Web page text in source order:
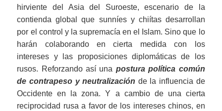
hirviente del Asia del Suroeste, escenario de la
contienda global que sunníes y chiítas desarrollan
por el control y la supremacía en el Islam. Sino que lo
harán colaborando en cierta medida con los
intereses y las proposiciones diplomáticas de los
rusos. Reforzando así una postura política común
de contrapeso y neutralización de la influencia de
Occidente en la zona. Y a cambio de una cierta
reciprocidad rusa a favor de los intereses chinos, en